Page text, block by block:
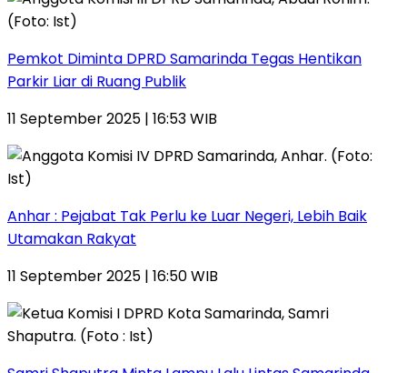
Pemkot Diminta DPRD Samarinda Tegas Hentikan
Parkir Liar di Ruang Publik
11 September 2025 | 16:53 WIB
Anhar : Pejabat Tak Perlu ke Luar Negeri, Lebih Baik
Utamakan Rakyat
11 September 2025 | 16:50 WIB